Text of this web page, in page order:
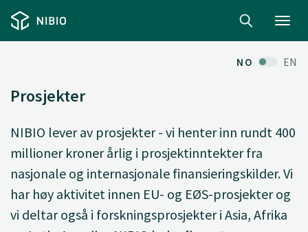
NO EN
Prosjekter
NIBIO lever av prosjekter - vi henter inn rundt 400
millioner kroner årlig i prosjektinntekter fra
nasjonale og internasjonale finansieringskilder. Vi
har høy aktivitet innen EU- og EØS-prosjekter og
vi deltar også i forskningsprosjekter i Asia, Afrika